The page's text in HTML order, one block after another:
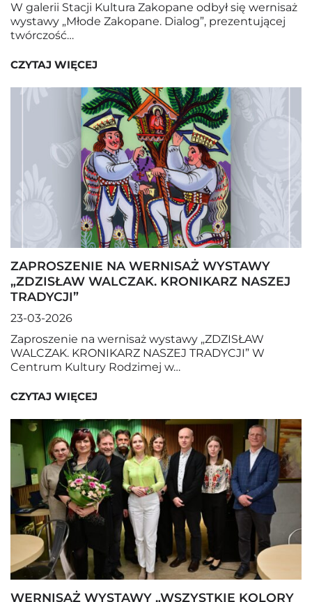
W galerii Stacji Kultura Zakopane odbył się wernisaż
wystawy „Młode Zakopane. Dialog”, prezentującej
twórczość…
CZYTAJ WIĘCEJ
ZAPROSZENIE NA WERNISAŻ WYSTAWY
„ZDZISŁAW WALCZAK. KRONIKARZ NASZEJ
TRADYCJI”
23-03-2026
Zaproszenie na wernisaż wystawy „ZDZISŁAW
WALCZAK. KRONIKARZ NASZEJ TRADYCJI” W
Centrum Kultury Rodzimej w…
CZYTAJ WIĘCEJ
WERNISAŻ WYSTAWY „WSZYSTKIE KOLORY